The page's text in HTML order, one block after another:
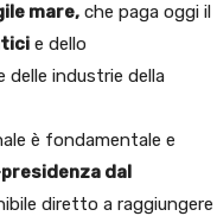
mare, che paga oggi il
e dello
delle industrie della
è fondamentale e
dal
diretto a raggiungere